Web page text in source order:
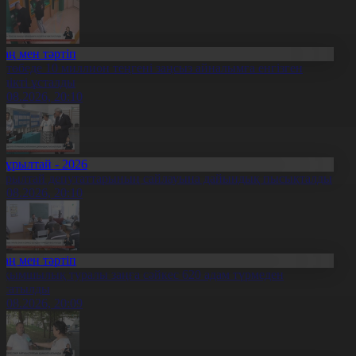
мен тәртіп
10 миллион теңгені заңсыз айналымға енгізген
ұсталды
20:10
- 2026
депутаттарының сайлауына дайындық пысықталды
20:10
мен тәртіп
туралы заңға сәйкес 620 адам түрмеден
20:09